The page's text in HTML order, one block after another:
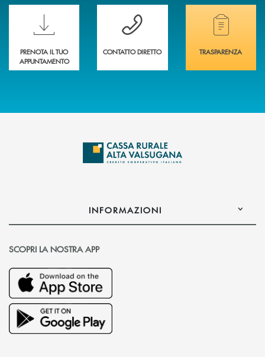
Scopri le funzionalità della nuova PRENOTA BANCA
PRENOTA IL TUO
APPUNTAMENTO
Hai bisogno di assistenza immediata?
CONTATTO DIRETTO
Hai bisogno di
TRASPARENZA
INFORMAZIONI
SCOPRI LA NOSTRA APP